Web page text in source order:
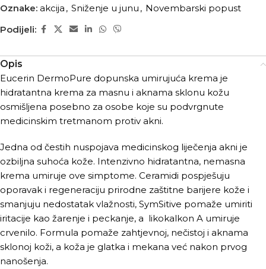
Oznake: akcija , Sniženje u junu , Novembarski popust
Podijeli:
Opis
Eucerin DermoPure dopunska umirujuća krema je
hidratantna krema za masnu i aknama sklonu kožu
osmišljena posebno za osobe koje su podvrgnute
medicinskim tretmanom protiv akni.
Jedna od čestih nuspojava medicinskog liječenja akni je
ozbiljna suhoća kože. Intenzivno hidratantna, nemasna
krema umiruje ove simptome. Ceramidi pospješuju
oporavak i regeneraciju prirodne zaštitne barijere kože i
smanjuju nedostatak vlažnosti, SymSitive pomaže umiriti
iritacije kao žarenje i peckanje, a likokalkon A umiruje
crvenilo. Formula pomaže zahtjevnoj, nečistoj i aknama
sklonoj koži, a koža je glatka i mekana već nakon prvog
nanošenja.